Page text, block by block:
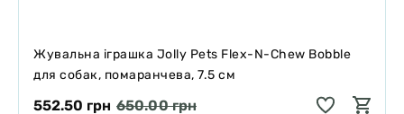
Жувальна іграшка Jolly Pets Flex-N-Chew Bobble
для собак, помаранчева, 7.5 см
552.50 грн 650.00 грн